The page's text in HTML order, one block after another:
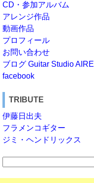
CD・参加アルバム
アレンジ作品
動画作品
プロフィール
お問い合わせ
ブログ Guitar Studio AIRE
facebook
TRIBUTE
伊藤日出夫
フラメンコギター
ジミ・ヘンドリックス